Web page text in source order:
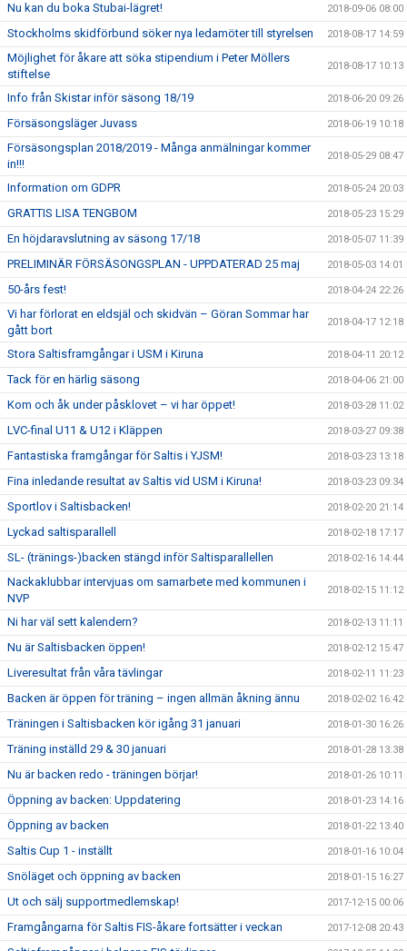
Nu kan du boka Stubai-lägret! 2018-09-06 08:00
Stockholms skidförbund söker nya ledamöter till styrelsen 2018-08-17 14:59
Möjlighet för åkare att söka stipendium i Peter Möllers
stiftelse
2018-08-17 10:13
Info från Skistar inför säsong 18/19 2018-06-20 09:26
Försäsongsläger Juvass 2018-06-19 10:18
Försäsongsplan 2018/2019 - Många anmälningar kommer
in!!!
2018-05-29 08:47
Information om GDPR 2018-05-24 20:03
GRATTIS LISA TENGBOM 2018-05-23 15:29
En höjdaravslutning av säsong 17/18 2018-05-07 11:39
PRELIMINÄR FÖRSÄSONGSPLAN - UPPDATERAD 25 maj 2018-05-03 14:01
50-års fest! 2018-04-24 22:26
Vi har förlorat en eldsjäl och skidvän – Göran Sommar har
gått bort
2018-04-17 12:18
Stora Saltisframgångar i USM i Kiruna 2018-04-11 20:12
Tack för en härlig säsong 2018-04-06 21:00
Kom och åk under påsklovet – vi har öppet! 2018-03-28 11:02
LVC-final U11 & U12 i Kläppen 2018-03-27 09:38
Fantastiska framgångar för Saltis i YJSM! 2018-03-23 13:18
Fina inledande resultat av Saltis vid USM i Kiruna! 2018-03-23 09:34
Sportlov i Saltisbacken! 2018-02-20 21:14
Lyckad saltisparallell 2018-02-18 17:17
SL- (tränings-)backen stängd inför Saltisparallellen 2018-02-16 14:44
Nackaklubbar intervjuas om samarbete med kommunen i
NVP
2018-02-15 11:12
Ni har väl sett kalendern? 2018-02-13 11:11
Nu är Saltisbacken öppen! 2018-02-12 15:47
Liveresultat från våra tävlingar 2018-02-11 11:23
Backen är öppen för träning – ingen allmän åkning ännu 2018-02-02 16:42
Träningen i Saltisbacken kör igång 31 januari 2018-01-30 16:26
Träning inställd 29 & 30 januari 2018-01-28 13:38
Nu är backen redo - träningen börjar! 2018-01-26 10:11
Öppning av backen: Uppdatering 2018-01-23 14:16
Öppning av backen 2018-01-22 13:40
Saltis Cup 1 - inställt 2018-01-16 10:04
Snöläget och öppning av backen 2018-01-15 16:27
Ut och sälj supportmedlemskap! 2017-12-15 00:06
Framgångarna för Saltis FIS-åkare fortsätter i veckan 2017-12-08 20:43